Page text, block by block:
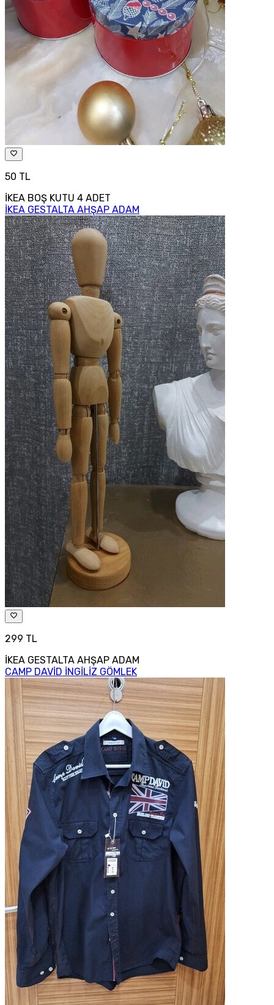
50 TL
İKEA BOŞ KUTU 4 ADET
İKEA GESTALTA AHŞAP ADAM
299 TL
İKEA GESTALTA AHŞAP ADAM
CAMP DAVİD İNGİLİZ GÖMLEK